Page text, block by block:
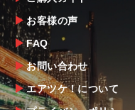
お客様の声
FAQ
お問い合わせ
エアツケ！について